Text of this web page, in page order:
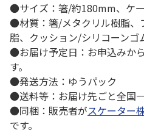
●サイズ：箸/約180mm、ケ
●材質：箸/メタクリル樹脂、
脂、クッション/シリコーン
●お届け予定日：お申込みか
す。
●発送方法：ゆうパック
●送料等：お届け先ごと全国
●同梱：販売者がスケーター
です。